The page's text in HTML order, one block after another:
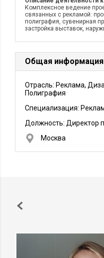
Комплексное ведение
связанных с рекламой:
полиграфия, сувенирная
застройка выставок,
Общая информация
Отрасль: Реклама,
Полиграфия
Специализация:
Должность: Директор
Москва